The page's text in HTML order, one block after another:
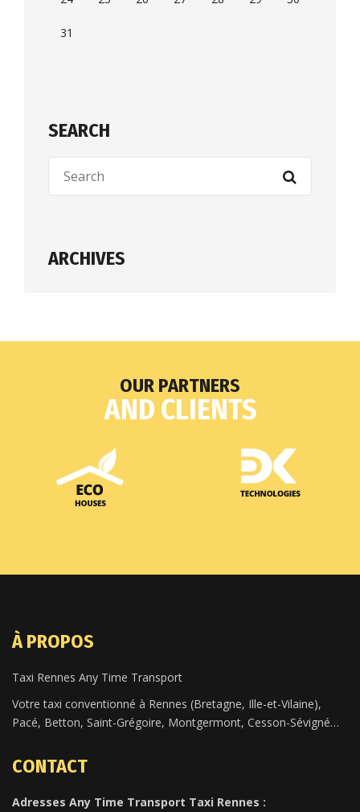
31
SEARCH
ARCHIVES
OUR PARTNERS
AND CLIENTS
À PROPOS
Taxi Rennes Any Time Transport
Votre taxi conventionné à Rennes (Bretagne, Ille-et-Vilaine),
Pacé, Betton, Saint-Grégoire, Montgermont, Cesson-Sévigné…
CONTACT
Adresses Any Time Transport Taxi Rennes :